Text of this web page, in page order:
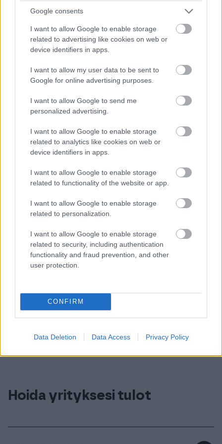
Google consents
I want to allow Google to enable storage
related to advertising like cookies on web or
device identifiers in apps.
I want to allow my user data to be sent to
Google for online advertising purposes.
I want to allow Google to send me
personalized advertising.
I want to allow Google to enable storage
related to analytics like cookies on web or
device identifiers in apps.
I want to allow Google to enable storage
related to functionality of the website or app.
I want to allow Google to enable storage
related to personalization.
I want to allow Google to enable storage
related to security, including authentication
functionality and fraud prevention, and other
user protection.
CONFIRM
Data Deletion Data Access Privacy Policy
Solossa
Nyt voit kotiuttaa erääntyneet saatavasi
helposti suoraan Procountor Solossa uuden
Finago Maksuvahti-palvelun avulla.
palvelussa ei ole kuukausi- tai avausmaksua, ja
sen käyttöönotto sujuu näppärästi suoraan
ohjelmistosta.
Lue lisää Finago Maksuvahdista
Hoida laskut, kuitit, palkat
ja maksut
Hoida yrityksesi tulot